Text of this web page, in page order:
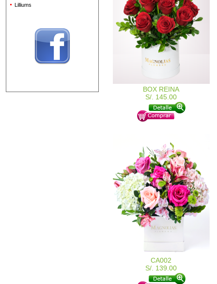
Lilliums
BOX REINA
S/. 145.00
CA002
S/. 139.00